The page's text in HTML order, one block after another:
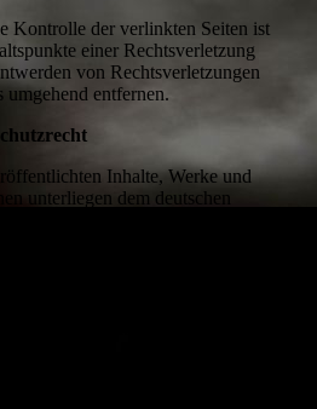
Kontrolle der verlinkten Seiten ist
einer Rechtsverletzung
von Rechtsverletzungen
entfernen.
Inhalte, Werke und
unterliegen dem deutschen